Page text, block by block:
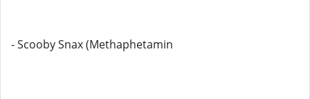
- Scooby Snax (Methaphetamin